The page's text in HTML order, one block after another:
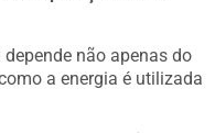
não apenas do
a energia é utilizada